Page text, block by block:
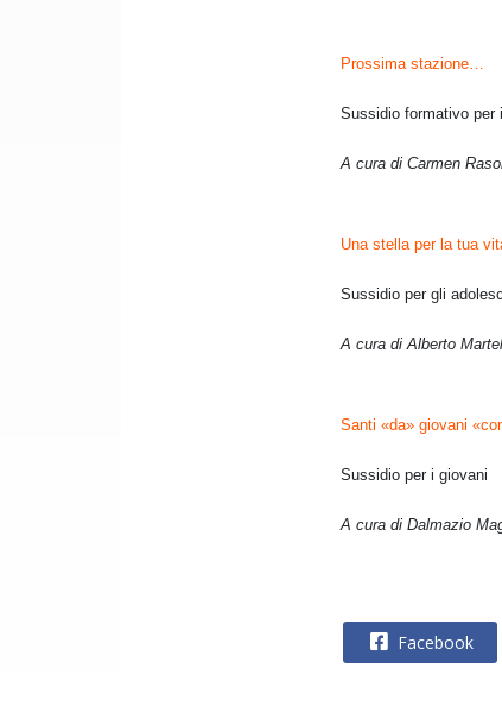
Prossima stazione…
Sussidio formativo per
A cura di Carmen
Una stella per la tua
Sussidio per gli
A cura di Alberto
Santi «da» giovani
Sussidio per i giovani
A cura di Dalmazio
Facebook